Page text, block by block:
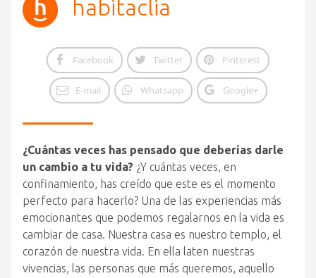
habitaclia
Facebook Twitter Pinterest
E-mail Whatsapp Google+
¿Cuántas veces has pensado que deberías darle
un cambio a tu vida? ¿Y cuántas veces, en
confinamiento, has creído que este es el momento
perfecto para hacerlo? Una de las experiencias más
emocionantes que podemos regalarnos en la vida es
cambiar de casa. Nuestra casa es nuestro templo, el
corazón de nuestra vida. En ella laten nuestras
vivencias, las personas que más queremos, aquello